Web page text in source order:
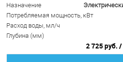
Назначение
Потребляемая мощность, кВт
Расход воды, мл/ч
Глубина (мм)
2 725 руб. /